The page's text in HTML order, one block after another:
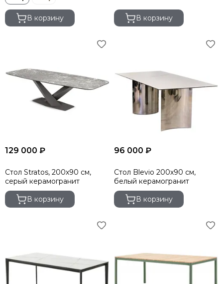
В корзину В корзину
129 000 ₽
Стол Stratos, 200х90 см,
серый керамогранит
В корзину
96 000 ₽
Стол Blevio 200х90 см,
белый керамогранит
В корзину